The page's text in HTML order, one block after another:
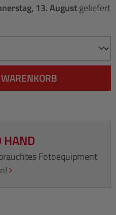
13. Augustgeliefert
HAND
Fotoequipment